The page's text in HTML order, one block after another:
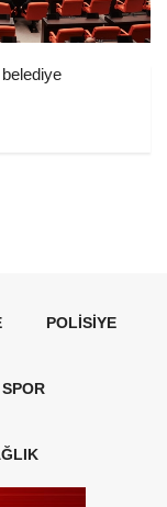
POLISIYE
SPOR